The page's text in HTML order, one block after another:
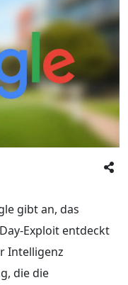
gibt an, das
Exploit entdeckt
Intelligenz
die die